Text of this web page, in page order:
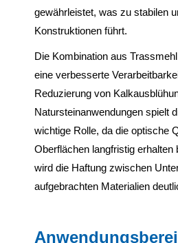
gewährleistet, was zu stabilen
Konstruktionen führt.
Die Kombination aus
eine verbesserte
Reduzierung von
Natursteinanwendungen spielt
wichtige Rolle, da die optische
Oberflächen langfristig erhalten
wird die Haftung zwischen
aufgebrachten Materialien